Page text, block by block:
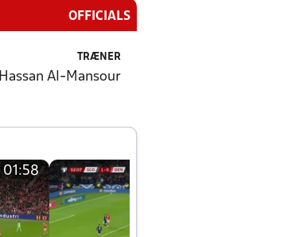
OFFICIALS
TRÆNER
Hassan Al-Mansour
01:58